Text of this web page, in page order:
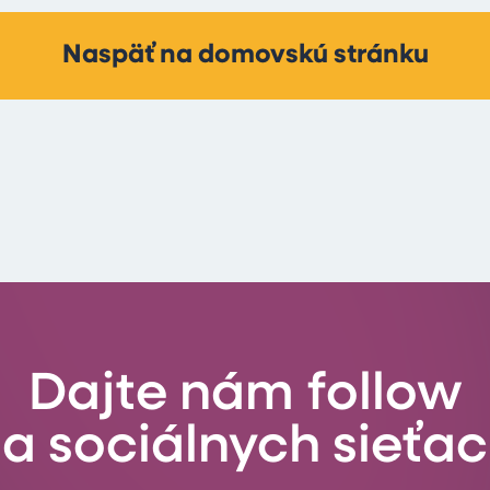
Naspäť na domovskú stránku
Dajte nám follow
sociálnych